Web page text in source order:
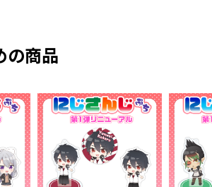
の商品